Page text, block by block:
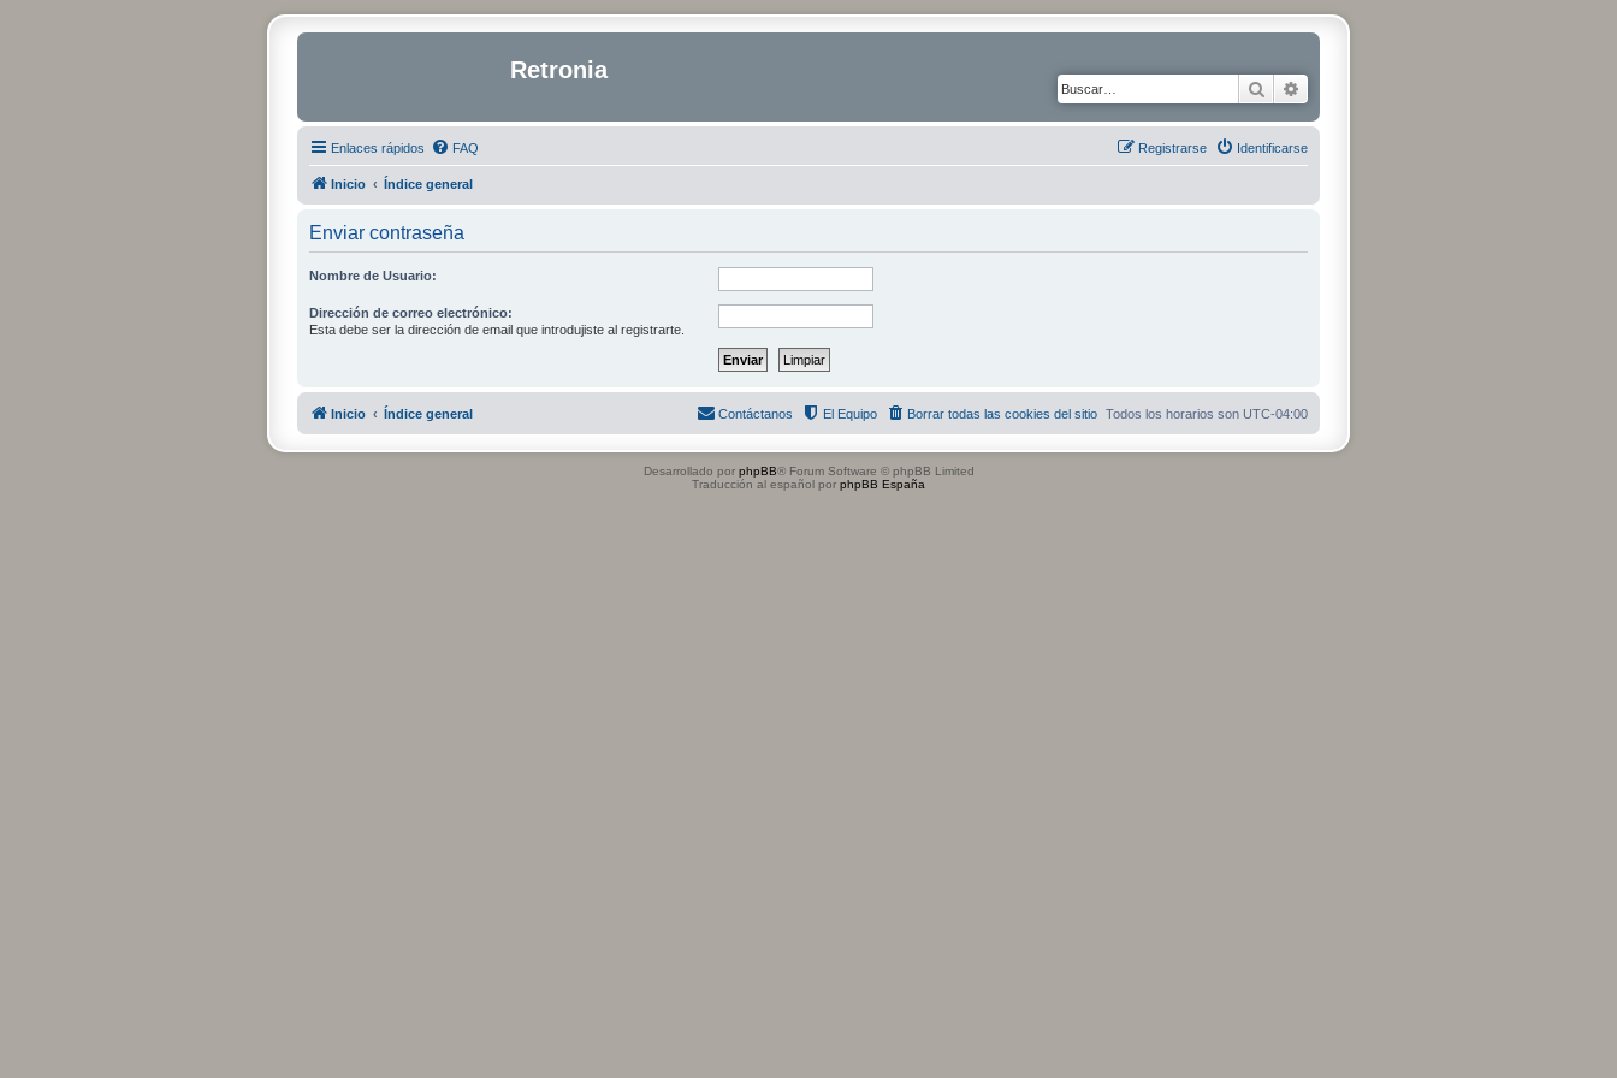
Retronia
Buscar
Enlaces rápidos FAQ Identificarse
Registrarse
Inicio Índice general
Enviar contraseña
Nombre de Usuario:
Dirección de correo electrónico:
Esta debe ser la dirección de email que introdujiste al registrarte.
Inicio Índice general Todos los horarios son UTC-04:00
Borrar todas las cookies del sitio
El Equipo
Contáctanos
Desarrollado por phpBB® Forum Software © phpBB Limited
Traducción al español por phpBB España